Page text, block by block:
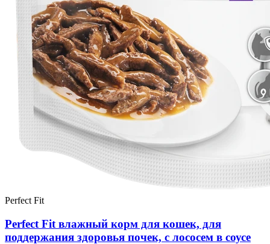
Perfect Fit
Perfect Fit влажный корм для кошек, для
поддержания здоровья почек, с лососем в соусе